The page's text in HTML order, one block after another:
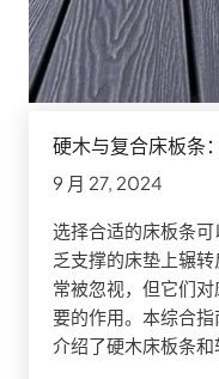
硬木与复合床板条
9 月 27, 2024
选择合适的床板条
乏支撑的床垫上辗
常被忽视，但它们
要的作用。本综合
介绍了硬木床板条和